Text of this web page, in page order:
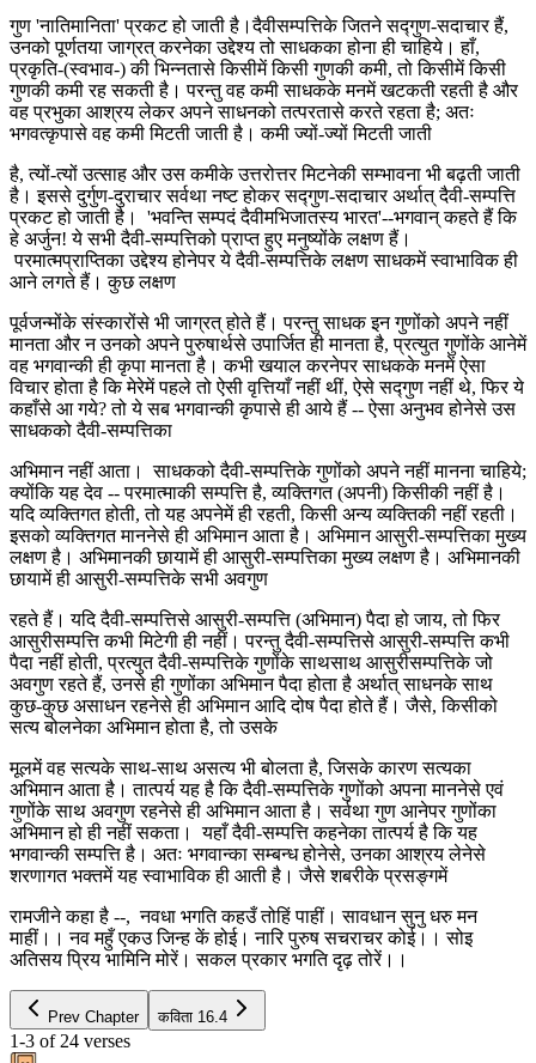
गुण 'नातिमानिता' प्रकट हो जाती है।दैवीसम्पत्तिके जितने सद्गुण-सदाचार हैं,
उनको पूर्णतया जाग्रत् करनेका उद्देश्य तो साधकका होना ही चाहिये। हाँ,
प्रकृति-(स्वभाव-) की भिन्नतासे किसीमें किसी गुणकी कमी, तो किसीमें किसी
गुणकी कमी रह सकती है। परन्तु वह कमी साधकके मनमें खटकती रहती है और
वह प्रभुका आश्रय लेकर अपने साधनको तत्परतासे करते रहता है; अतः
भगवत्कृपासे वह कमी मिटती जाती है। कमी ज्यों-ज्यों मिटती जाती
है, त्यों-त्यों उत्साह और उस कमीके उत्तरोत्तर मिटनेकी सम्भावना भी बढ़ती जाती
है। इससे दुर्गुण-दुराचार सर्वथा नष्ट होकर सद्गुण-सदाचार अर्थात् दैवी-सम्पत्ति
प्रकट हो जाती है। 'भवन्ति सम्पदं दैवीमभिजातस्य भारत'--भगवान् कहते हैं कि
हे अर्जुन! ये सभी दैवी-सम्पत्तिको प्राप्त हुए मनुष्योंके लक्षण हैं।
परमात्मप्राप्तिका उद्देश्य होनेपर ये दैवी-सम्पत्तिके लक्षण साधकमें स्वाभाविक ही
आने लगते हैं। कुछ लक्षण
पूर्वजन्मोंके संस्कारोंसे भी जाग्रत् होते हैं। परन्तु साधक इन गुणोंको अपने नहीं
मानता और न उनको अपने पुरुषार्थसे उपार्जित ही मानता है, प्रत्युत गुणोंके आनेमें
वह भगवान्की ही कृपा मानता है। कभी खयाल करनेपर साधकके मनमें ऐसा
विचार होता है कि मेरेमें पहले तो ऐसी वृत्तियाँ नहीं थीं, ऐसे सद्गुण नहीं थे, फिर ये
कहाँसे आ गये? तो ये सब भगवान्की कृपासे ही आये हैं -- ऐसा अनुभव होनेसे उस
साधकको दैवी-सम्पत्तिका
अभिमान नहीं आता। साधकको दैवी-सम्पत्तिके गुणोंको अपने नहीं मानना चाहिये;
क्योंकि यह देव -- परमात्माकी सम्पत्ति है, व्यक्तिगत (अपनी) किसीकी नहीं है।
यदि व्यक्तिगत होती, तो यह अपनेमें ही रहती, किसी अन्य व्यक्तिकी नहीं रहती।
इसको व्यक्तिगत माननेसे ही अभिमान आता है। अभिमान आसुरी-सम्पत्तिका मुख्य
लक्षण है। अभिमानकी छायामें ही आसुरी-सम्पत्तिका मुख्य लक्षण है। अभिमानकी
छायामें ही आसुरी-सम्पत्तिके सभी अवगुण
रहते हैं। यदि दैवी-सम्पत्तिसे आसुरी-सम्पत्ति (अभिमान) पैदा हो जाय, तो फिर
आसुरीसम्पत्ति कभी मिटेगी ही नहीं। परन्तु दैवी-सम्पत्तिसे आसुरी-सम्पत्ति कभी
पैदा नहीं होती, प्रत्युत दैवी-सम्पत्तिके गुणोंके साथसाथ आसुरीसम्पत्तिके जो
अवगुण रहते हैं, उनसे ही गुणोंका अभिमान पैदा होता है अर्थात् साधनके साथ
कुछ-कुछ असाधन रहनेसे ही अभिमान आदि दोष पैदा होते हैं। जैसे, किसीको
सत्य बोलनेका अभिमान होता है, तो उसके
मूलमें वह सत्यके साथ-साथ असत्य भी बोलता है, जिसके कारण सत्यका
अभिमान आता है। तात्पर्य यह है कि दैवी-सम्पत्तिके गुणोंको अपना माननेसे एवं
गुणोंके साथ अवगुण रहनेसे ही अभिमान आता है। सर्वथा गुण आनेपर गुणोंका
अभिमान हो ही नहीं सकता। यहाँ दैवी-सम्पत्ति कहनेका तात्पर्य है कि यह
भगवान्की सम्पत्ति है। अतः भगवान्का सम्बन्ध होनेसे, उनका आश्रय लेनेसे
शरणागत भक्तमें यह स्वाभाविक ही आती है। जैसे शबरीके प्रसङ्गमें
रामजीने कहा है --, नवधा भगति कहउँ तोहिं पाहीं। सावधान सुनु धरु मन
माहीं।। नव महुँ एकउ जिन्ह कें होई। नारि पुरुष सचराचर कोई।। सोइ
अतिसय प्रिय भामिनि मोरें। सकल प्रकार भगति दृढ़ तोरें।।
Prev Chapter कविता 16.4
1-3 of 24 verses